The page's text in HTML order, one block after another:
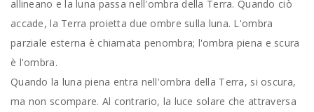
allineano e la luna passa nell'ombra della Terra. Quando ciò
accade, la Terra proietta due ombre sulla luna. L'ombra
parziale esterna è chiamata penombra; l'ombra piena e scura
è l'ombra.
Quando la luna piena entra nell'ombra della Terra, si oscura,
ma non scompare. Al contrario, la luce solare che attraversa